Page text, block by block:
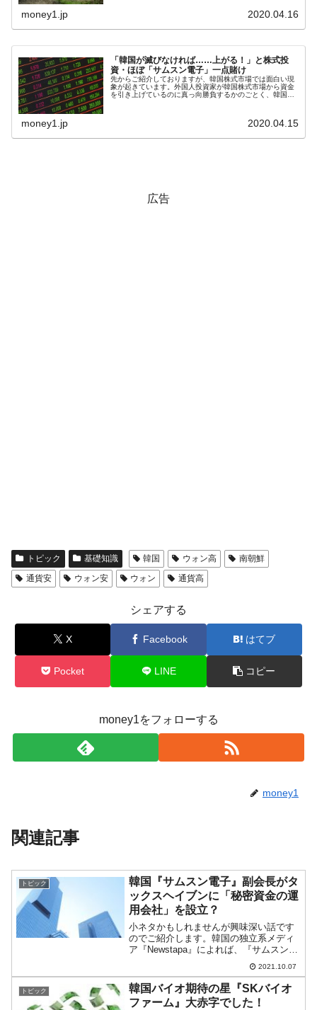
『Money1』
米国下院「韓国の公務員個人をターゲット
する差別。許してはおかぬ
『Money1』
韓国ボンクラ政策室長･金容範、株価暴落に
他人事のような発言。
『Money1』
韓国半導体『SKハイニックス』2026年2Qの
業績「史上最高益」当期純利益は前年同期比13.4倍に。
日本の誇る海洋資源調査船『白嶺』は先進技術の
money1.jp 2020.04.16
「韓国が滅びなければ……上がる！」と株式投
資・ほぼ「サムスン電子」一点賭け
先からご紹介しておりますが、韓国株式市場では面白い現
象が起きています。外国人投資家が韓国株式市場から資金
を引き上げているのに真っ向勝負するかのごとく、韓国内
money1.jp 2020.04.15
広告
トピック 基礎知識 韓国 ウォン高
南朝鮮
通貨安
ウォン安 ウォン 通貨高
シェアする
X Facebook はてブ
Pocket LINE コピー
money1をフォローする
money1
関連記事
トピック
韓国『サムスン電子』副会長がタ
ックスヘイブンに「秘密資金の運
用会社」を設立？
小ネタかもしれませんが興味深い話です
のでご紹介します。韓国の独立系メディ
ア『Newstapa』によれば、『サムスン電
子』総帥である李在鎔（イ・ジェヨン）
副会長がタックスヘイブン・バージン諸
島に2008年にペーパーカンパニーを設立
したことを確...
2021.10.07
トピック
韓国バイオ期待の星『SKバイオ
ファーム』大赤字でした！